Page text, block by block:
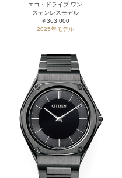
エコ・ドライブ ワン
ステンレスモデル
￥363,000
2025年モデル